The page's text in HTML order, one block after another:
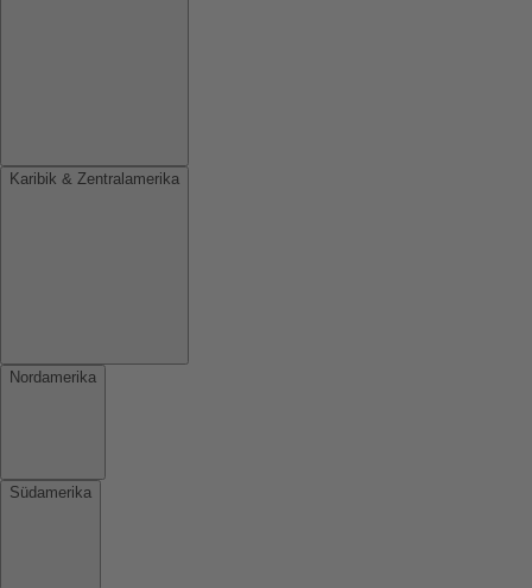
Karibik & Zentralamerika
Nordamerika
Südamerika